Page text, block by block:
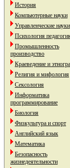
История
Компьютерные науки
Управленческие науки
Психология
Промышленность
производство
Краеведение и
Религия и мифология
Сексология
Информатика
программирование
Биология
Физкультура и спорт
Английский язык
Математика
Безопасность
жизнедеятельности